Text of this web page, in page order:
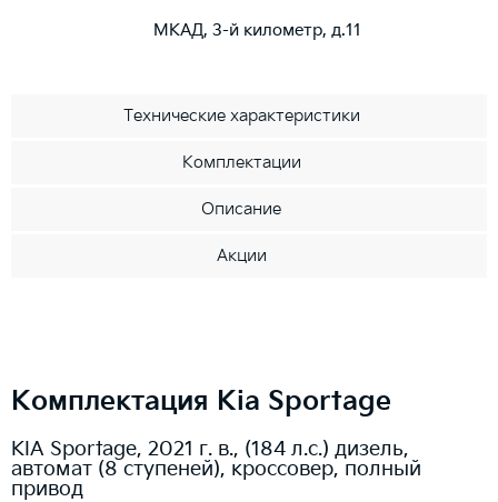
МКАД, 3-й километр, д.11
Технические характеристики
Комплектации
Описание
Акции
Комплектация Kia Sportage
KIA Sportage, 2021 г. в., (184 л.с.) дизель,
автомат (8 ступеней), кроссовер, полный
привод